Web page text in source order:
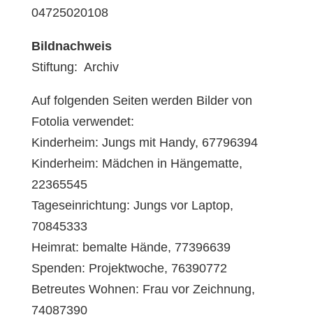
04725020108
Bildnachweis
Stiftung: Archiv
Auf folgenden Seiten werden Bilder von
Fotolia verwendet:
Kinderheim: Jungs mit Handy, 67796394
Kinderheim: Mädchen in Hängematte,
22365545
Tageseinrichtung: Jungs vor Laptop,
70845333
Heimrat: bemalte Hände, 77396639
Spenden: Projektwoche, 76390772
Betreutes Wohnen: Frau vor Zeichnung,
74087390